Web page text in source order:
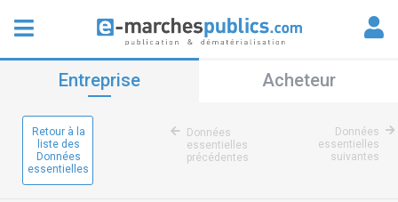
Entreprise Acheteur
Retour à la
liste des
Données
essentielles
Données
essentielles
précédentes
Données
essentielles
suivantes